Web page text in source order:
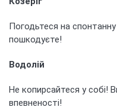
Погодьтеся на
пошкодуєте!
Водолій
Не копирсайтеся у собі!
впевненості!